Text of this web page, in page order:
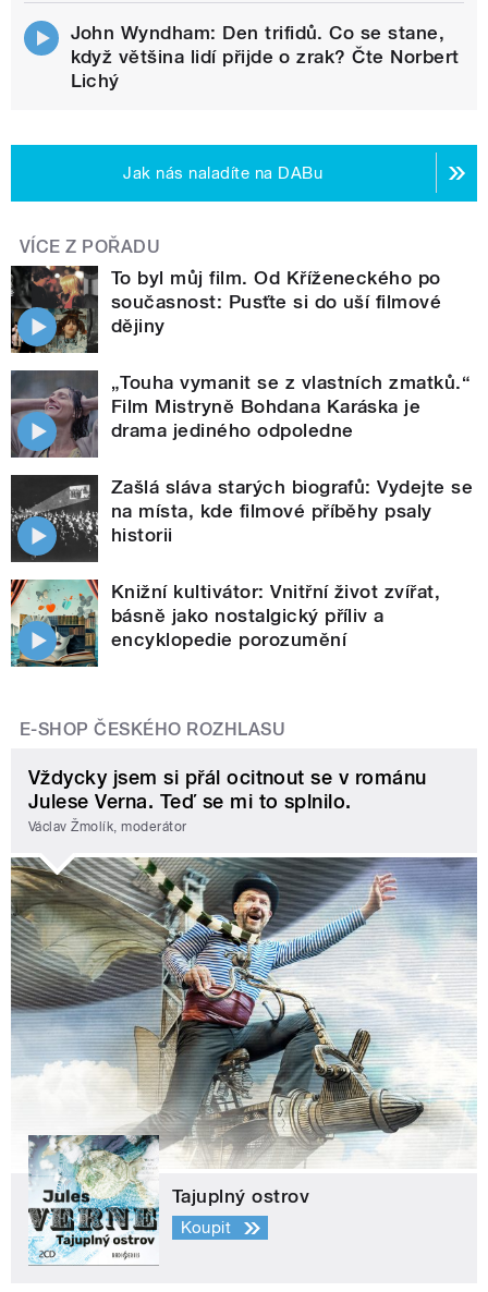
John Wyndham: Den trifidů. Co se stane,
když většina lidí přijde o zrak? Čte Norbert
Lichý
Jak nás naladíte na DABu
VÍCE Z POŘADU
To byl můj film. Od Kříženeckého po
současnost: Pusťte si do uší filmové
dějiny
„Touha vymanit se z vlastních zmatků.“
Film Mistryně Bohdana Karáska je
drama jediného odpoledne
Zašlá sláva starých biografů: Vydejte se
na místa, kde filmové příběhy psaly
historii
Knižní kultivátor: Vnitřní život zvířat,
básně jako nostalgický příliv a
encyklopedie porozumění
E-SHOP ČESKÉHO ROZHLASU
Vždycky jsem si přál ocitnout se v románu
Julese Verna. Teď se mi to splnilo.
Václav Žmolík, moderátor
Tajuplný ostrov
Koupit